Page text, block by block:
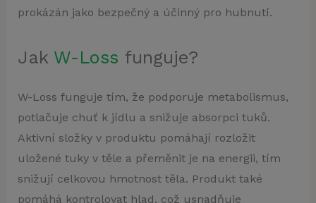
prokázán jako bezpečný a účinný pro hubnutí.
Jak W-Loss funguje?
W-Loss funguje tím, že podporuje metabolismus,
potlačuje chuť k jídlu a snižuje absorpci tuků.
Aktivní složky v produktu pomáhají rozložit
uložené tuky v těle a přeměnit je na energii, tím
snižují celkovou hmotnost těla. Produkt také
pomáhá kontrolovat hlad, což usnadňuje